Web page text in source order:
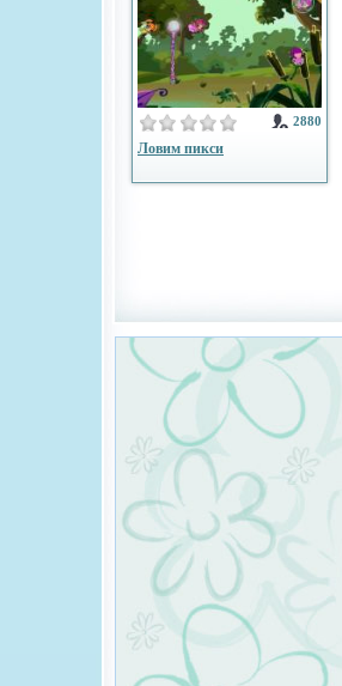
2880
Ловим пикси